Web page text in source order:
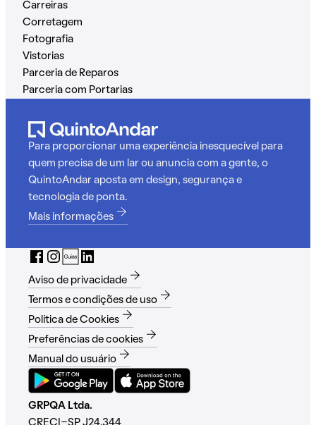
Carreiras
Corretagem
Fotografia
Vistorias
Parceria de Reparos
Parceria com Portarias
Para proporcionar uma experiência inesquecível para
quem precisa de um lar ou anuncia com a gente, o
QuintoAndar aposta em design, segurança e
tecnologia de ponta.
Mais informações
Aviso de privacidade
Termos e condições de uso
Política de Cookies
Preferências de cookies
Manual do usuário
GRPQA Ltda.